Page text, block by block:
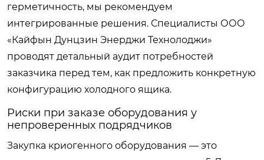
герметичность, мы рекомендуем
интегрированные решения. Специалисты ООО
«Кайфын Дунцзин Энерджи Технолоджи»
проводят детальный аудит потребностей
заказчика перед тем, как предложить конкретную
конфигурацию холодного ящика.
Риски при заказе оборудования у
непроверенных подрядчиков
Закупка криогенного оборудования — это